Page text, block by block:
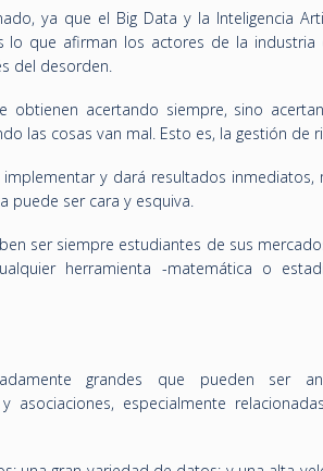
ya que el Big Data y la Inteligencia
que afirman los actores de la industria
del desorden.
obtienen acertando siempre, sino
las cosas van mal. Esto es, la gestión de
y dará resultados inmediatos,
puede ser cara y esquiva.
ser siempre estudiantes de sus
herramienta -matemática o
grandes que pueden ser
asociaciones, especialmente